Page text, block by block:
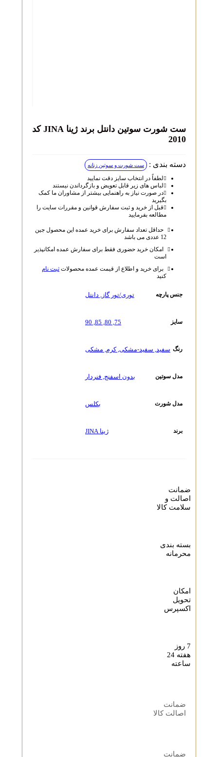
ست شورت سوتین دانتل برند ژینا JINA کد
2010
دسته بندی : ست شورت و سوتین زنانه
لطفاً در انتخاب سایز دقت نمایید
لباس‌ های زیر قابل تعویض و بازگرداندن نیستند
در صورت نیاز به راهنمایی بیشتر از مشاوران ما کمک
قبل از خرید و ثبت سفارش قوانین و مقررات سایت را
مطالعه بفرمایید
حداقل تعداد سفارش برای خرید عمده این محصول جین
امکان خرید حضوری فقط برای سفارش عمده امکانپذیر
برای خرید و اطلاع از قیمت عمده محصولاتثبت نام
جنس پارچه توری/تور گاز,دانتل
80
,
85
,
90
سفید ,سفید-مشکی,کرم , مشکی
مدل سوتین بدون اسفنج,فنردار
مدل شورت
ضمانت
اصالت و
سلامت کالا
بسته بندی
محرمانه
تحویل
اکسپرس
هفته 24
ساعته
ضمانت
اصالت کالا
ضمانت